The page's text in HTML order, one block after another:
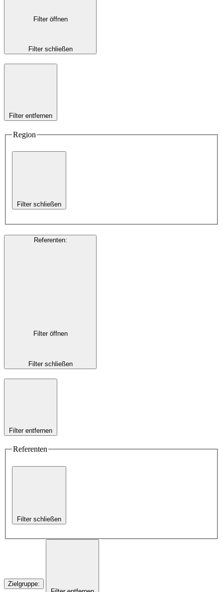
Filter öffnen
Filter schließen
Filter entfernen
Region
Filter schließen
Referenten:
Filter öffnen
Filter schließen
Filter entfernen
Referenten
Filter schließen
Zielgruppe: